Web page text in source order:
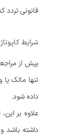
قانونی تردد
شرایط
پیش از
تنها مالک
داده شود.
علاوه بر
داشته باشد